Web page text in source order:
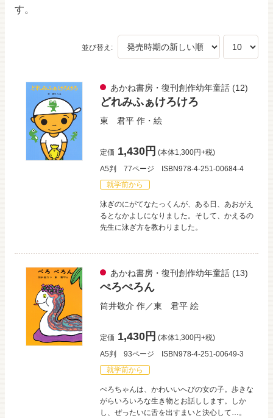
す。
並び替え:
あかね書房・復刊創作幼年童話(12)
どれみふぁけろけろ
東 君平 作・絵
定価 1,430円 (本体1,300円+税)
A5判
77ページ
ISBN978-4-251-00684-4
就学前から
泳ぎのにがてなたっくんが、ある日、あおがえ
るとなかよしになりました。そして、かえるの
先生に泳ぎ方を教わりました。
あかね書房・復刊創作幼年童話(13)
ぺろぺろん
筒井敬介 作／東 君平 絵
定価 1,430円 (本体1,300円+税)
A5判
93ページ
ISBN978-4-251-00649-3
就学前から
ぺろちゃんは、かわいいへびの女の子。歩きな
がらいろいろな生き物とお話しします。しか
し、ぜったいに舌を出すまいと決心して…。